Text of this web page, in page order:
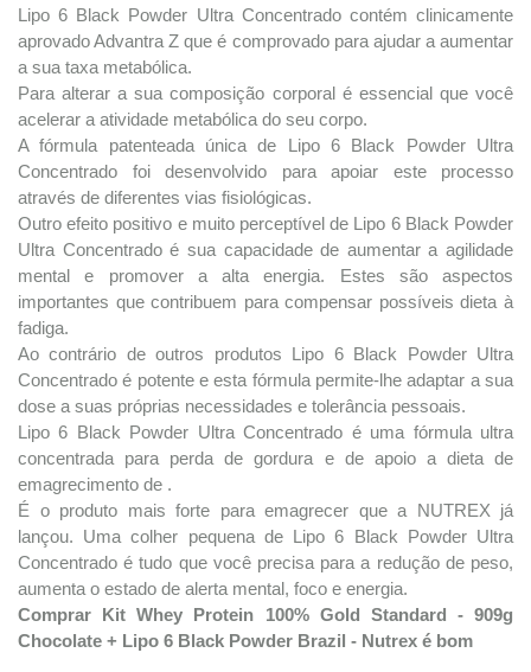
Lipo 6 Black Powder Ultra Concentrado contém clinicamente
aprovado Advantra Z que é comprovado para ajudar a aumentar
a sua taxa metabólica.
Para alterar a sua composição corporal é essencial que você
acelerar a atividade metabólica do seu corpo.
A fórmula patenteada única de Lipo 6 Black Powder Ultra
Concentrado foi desenvolvido para apoiar este processo
através de diferentes vias fisiológicas.
Outro efeito positivo e muito perceptível de Lipo 6 Black Powder
Ultra Concentrado é sua capacidade de aumentar a agilidade
mental e promover a alta energia. Estes são aspectos
importantes que contribuem para compensar possíveis dieta à
fadiga.
Ao contrário de outros produtos Lipo 6 Black Powder Ultra
Concentrado é potente e esta fórmula permite-lhe adaptar a sua
dose a suas próprias necessidades e tolerância pessoais.
Lipo 6 Black Powder Ultra Concentrado é uma fórmula ultra
concentrada para perda de gordura e de apoio a dieta de
emagrecimento de .
É o produto mais forte para emagrecer que a NUTREX já
lançou. Uma colher pequena de Lipo 6 Black Powder Ultra
Concentrado é tudo que você precisa para a redução de peso,
aumenta o estado de alerta mental, foco e energia.
Comprar Kit Whey Protein 100% Gold Standard - 909g
Chocolate + Lipo 6 Black Powder Brazil - Nutrex é bom